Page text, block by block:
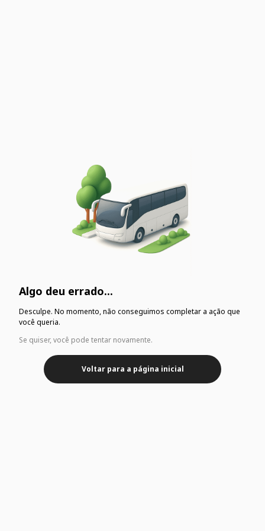
Algo deu errado...
Desculpe. No momento, não conseguimos completar a ação que
você queria.
Se quiser, você pode tentar novamente.
Voltar para a página inicial